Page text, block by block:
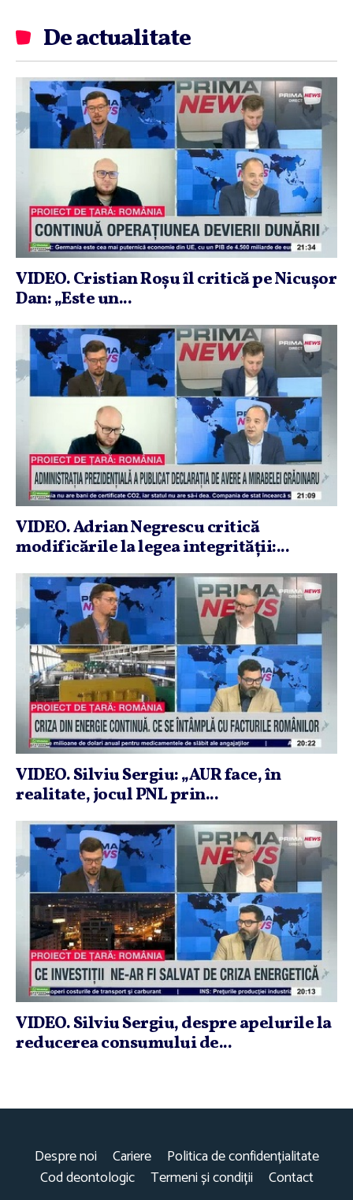
De actualitate
VIDEO. Cristian Roşu îl critică pe Nicuşor
Dan: „Este un...
VIDEO. Adrian Negrescu critică
modificările la legea integrităţii:...
VIDEO. Silviu Sergiu: „AUR face, în
realitate, jocul PNL prin...
VIDEO. Silviu Sergiu, despre apelurile la
reducerea consumului de...
Despre noi Cariere
Politica de confidențialitate
Cod deontologic
Termeni și condiții Contact